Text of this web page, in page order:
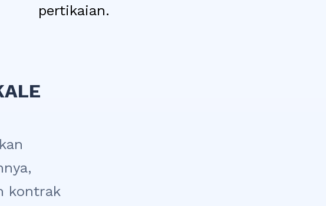
pertikaian.
kontrak